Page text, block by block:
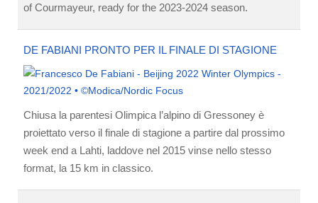
of Courmayeur, ready for the 2023-2024 season.
DE FABIANI PRONTO PER IL FINALE DI STAGIONE
Chiusa la parentesi Olimpica l’alpino di Gressoney è
proiettato verso il finale di stagione a partire dal prossimo
week end a Lahti, laddove nel 2015 vinse nello stesso
format, la 15 km in classico.